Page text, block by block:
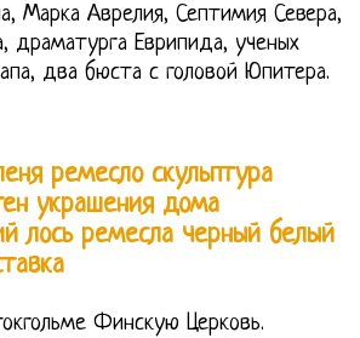
Марка Аврелия, Септимия Севера,
драматурга Еврипида, ученых
два бюста с головой Юпитера.
ремесло скульптура
украшения дома
лось ремесла черный белый
Финскую Церковь.